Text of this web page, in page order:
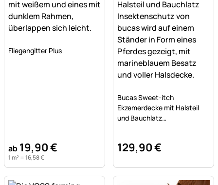
Noch keine Bewertungen abgegeben
Fliegengitter Plus
ab 19,90€
1 m² =16,58€
Bucas Sweet-itch
Ekzemerdecke mit Halsteil
und Bauchlatz
129,90€